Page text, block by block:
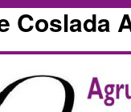
Coslada